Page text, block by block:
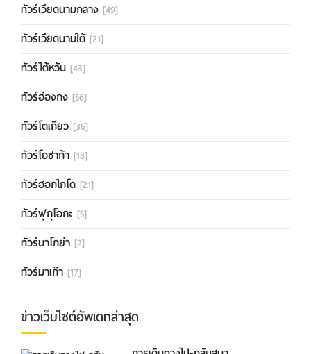
ทัวร์เวียดนามกลาง [49]
ทัวร์เวียดนามใต้ [21]
ทัวร์ไต้หวัน [43]
ทัวร์ฮ่องกง [56]
ทัวร์โตเกียว [36]
ทัวร์โอซาก้า [18]
ทัวร์ฮอกไกโด [21]
ทัวร์ฟุกุโอกะ [5]
ทัวร์นาโกย่า [2]
ทัวร์มาเก๊า [17]
ข่าวเว็บไซต์อัพเดทล่าสุด